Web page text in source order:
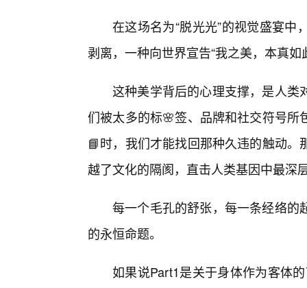
在这场名为“脱光光”的视觉盛宴
剥离，一种向世界宣告“我之美，本真如
这种美学背后的心理支撑，是人类
们被太多的标🌸签、品牌和社交符号
📘时，我们才能找回那种久违的触动
越了文化的隔阂，直击人类基因中最深
每一个毛孔的舒张，每一条经络的
的永恒命题。
如果说Part1是关于身体作为客体